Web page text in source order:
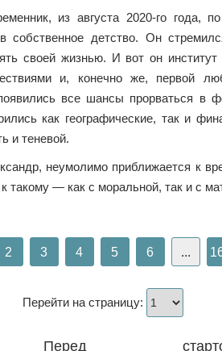
из августа 2020-го года,
детство. Он
своей жизнью. И вот он
и, конечно же, первой
все шансы прорваться в
как географические, так и
и теневой.
неумолимо приближается к
такому — как с моральной, так и с
2 3 4 5 6 ...
Перейти на страницу: